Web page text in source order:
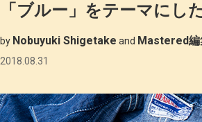
「ブルー」をテーマに
by Nobuyuki Shigetake and Mastered編
2018.08.31